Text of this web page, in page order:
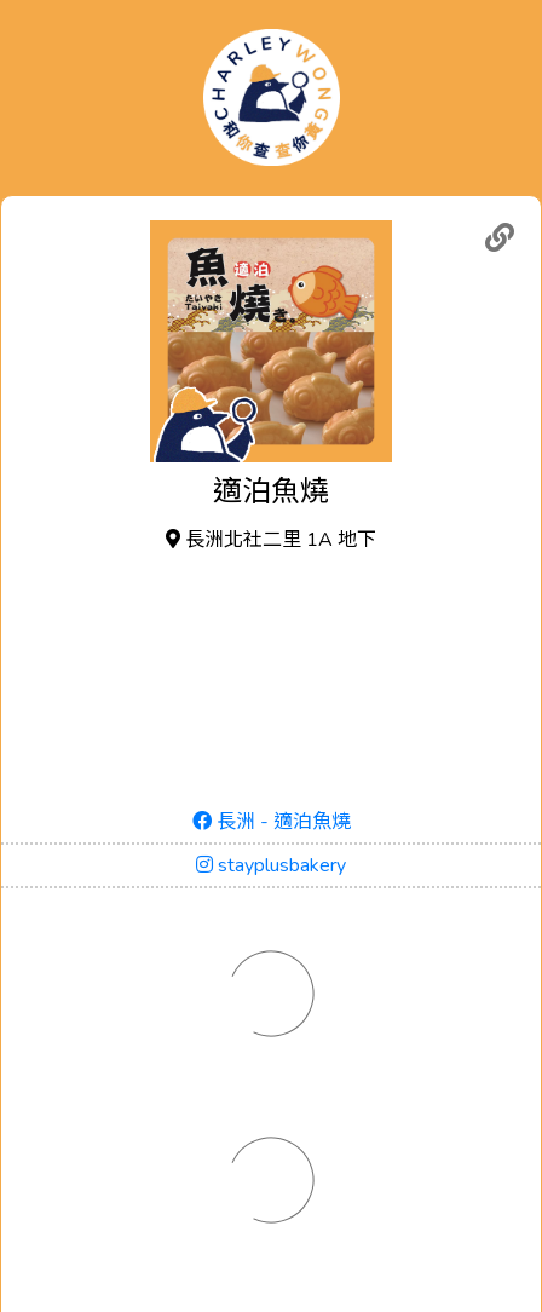
適泊魚燒
長洲北社二里 1A 地下
長洲 - 適泊魚燒
stayplusbakery